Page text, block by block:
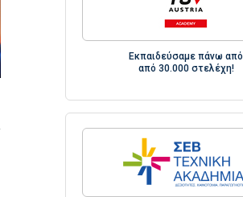
Εκπαιδεύσαμε πάνω από
από 30.000 στελέχη!